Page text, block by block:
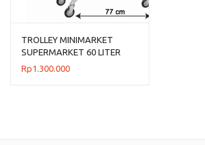
TROLLEY MINIMARKET
SUPERMARKET 60 LITER
TIPE TS-60L RAJARAK
Rp1.300.000